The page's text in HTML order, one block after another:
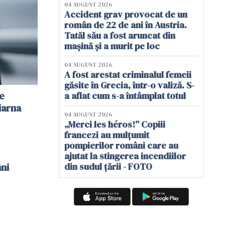
04 AUGUST 2026
Accident grav provocat de un
român de 22 de ani în Austria.
Tatăl său a fost aruncat din
mașină și a murit pe loc
04 AUGUST 2026
A fost arestat criminalul femeii
găsite în Grecia, într-o valiză. S-
a aflat cum s-a întâmplat totul
04 AUGUST 2026
„Merci les héros!” Copiii
francezi au mulțumit
pompierilor români care au
ajutat la stingerea incendiilor
din sudul țării - FOTO